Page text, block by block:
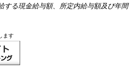
する現金給与額、所定内給与額及び年間
ます